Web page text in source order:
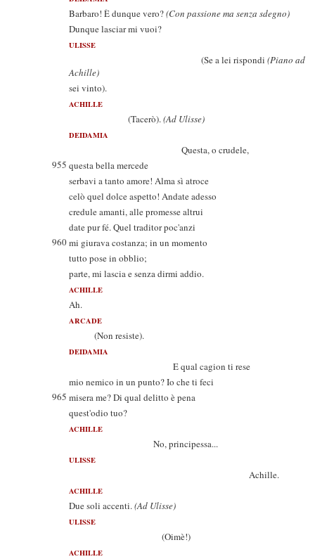
Barbaro! È dunque vero?(Con passione ma senza sdegno)
Dunque lasciar mi vuoi?
ULISSE
(Se a lei rispondi (Piano ad
Achille)
sei vinto).
ACHILLE
(Tacerò).(Ad Ulisse)
DEIDAMIA
Questa, o crudele,
955 questa bella mercede
serbavi a tanto amore! Alma sì atroce
celò quel dolce aspetto! Andate adesso
credule amanti, alle promesse altrui
date pur fé. Quel traditor poc'anzi
960mi giurava costanza; in un momento
tutto pose in obblio;
parte, mi lascia e senza dirmi addio.
ACHILLE
Ah.
ARCADE
(Non resiste).
DEIDAMIA
E qual cagion ti rese
mio nemico in un punto? Io che ti feci
965 misera me? Di qual delitto è pena
quest'odio tuo?
ACHILLE
No, principessa...
ULISSE
Achille.
ACHILLE
Due soli accenti.(Ad Ulisse)
ULISSE
(Oimè!)
ACHILLE